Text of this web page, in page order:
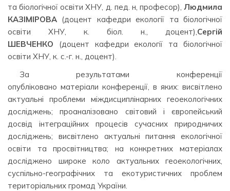
та біологічної освіти ХНУ, д. пед. н, професор), Людмила
КАЗІМІРОВА (доцент кафедри екології та біологічної
освіти ХНУ, к. біол. н., доцент), Сергій
ШЕВЧЕНКО (доцент кафедри екології та біологічної
освіти ХНУ, к. с.-г. н., доцент).
За результатами конференції
опубліковано матеріали конференції, в яких: висвітлено
актуальні проблеми міждисциплінарних геоекологічних
досліджень; проаналізовано світовий і європейський
досвід інтеграційних процесів сучасних природничих
досліджень; висвітлено актуальні питання екологічної
освіти та просвітництва; на конкретних матеріалах
досліджено широке коло актуальних геоекологічних,
суспільно-географічних та екотуристичних проблем
територіальних громад України.